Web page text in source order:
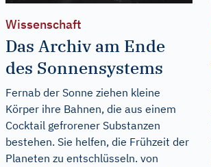
Wissenschaft
Das Archiv am Ende
des Sonnensystems
Fernab der Sonne ziehen kleine
Körper ihre Bahnen, die aus einem
Cocktail gefrorener Substanzen
bestehen. Sie helfen, die Frühzeit der
Planeten zu entschlüsseln. von